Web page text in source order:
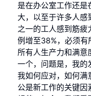
是在办公室工作还
大，以至于许多人
之一的工人感到筋
例增至38%，必须有
所有人生产力和满意
一个，问题是，我的
我如何应对，如何满
公是新工作的关键